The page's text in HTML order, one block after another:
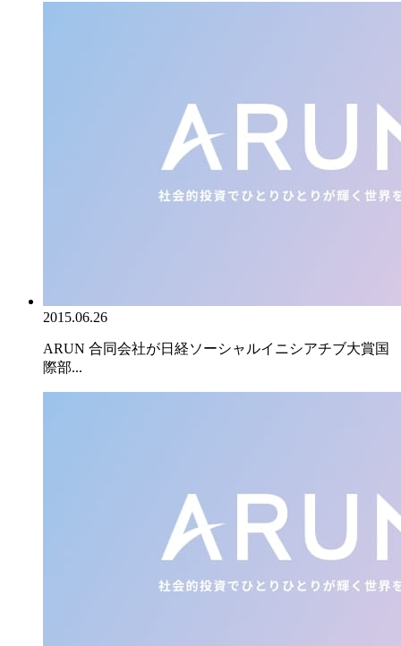
2015.06.26
ARUN 合同会社が日経ソーシャルイニシアチブ大賞国
際部...